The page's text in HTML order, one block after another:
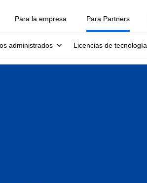
Para la empresa Para Partners
administrados Licencias de tecnología